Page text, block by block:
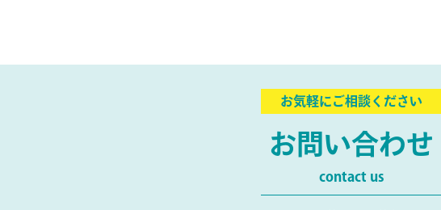
お気軽にご相談ください
お問い合わせ
contact us